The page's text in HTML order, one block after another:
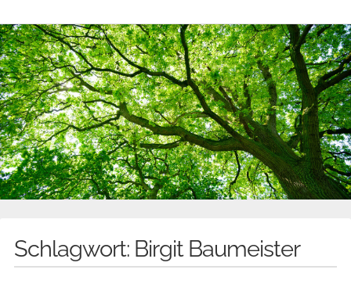
Schlagwort: Birgit Baumeister